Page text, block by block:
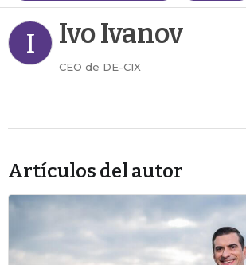
I Ivo Ivanov
CEO de DE-CIX
Artículos del autor